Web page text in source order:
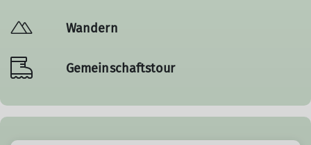
Wandern
Gemeinschaftstour